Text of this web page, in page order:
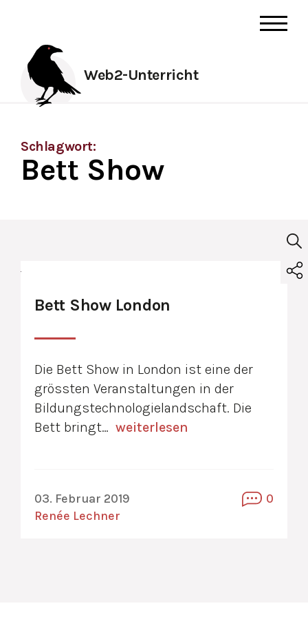
Web2-Unterricht
Schlagwort:
Bett Show
Bett Show London
Die Bett Show in London ist eine der
grössten Veranstaltungen in der
Bildungstechnologielandschaft. Die
Bett bringt… weiterlesen
03. Februar 2019
Renée Lechner
0